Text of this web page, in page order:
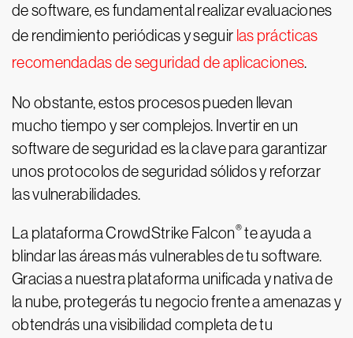
de software, es fundamental realizar evaluaciones
de rendimiento periódicas y seguir las prácticas
recomendadas de seguridad de aplicaciones.
No obstante, estos procesos pueden llevan
mucho tiempo y ser complejos. Invertir en un
software de seguridad es la clave para garantizar
unos protocolos de seguridad sólidos y reforzar
las vulnerabilidades.
La plataforma CrowdStrike Falcon®te ayuda a
blindar las áreas más vulnerables de tu software.
Gracias a nuestra plataforma unificada y nativa de
la nube, protegerás tu negocio frente a amenazas y
obtendrás una visibilidad completa de tu